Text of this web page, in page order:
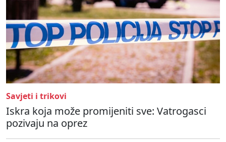
Savjeti i trikovi
Iskra koja može promijeniti sve: Vatrogasci
pozivaju na oprez